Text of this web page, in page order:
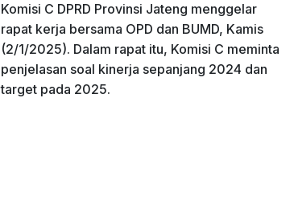
Komisi C DPRD Provinsi Jateng menggelar
rapat kerja bersama OPD dan BUMD, Kamis
(2/1/2025). Dalam rapat itu, Komisi C meminta
penjelasan soal kinerja sepanjang 2024 dan
target pada 2025.